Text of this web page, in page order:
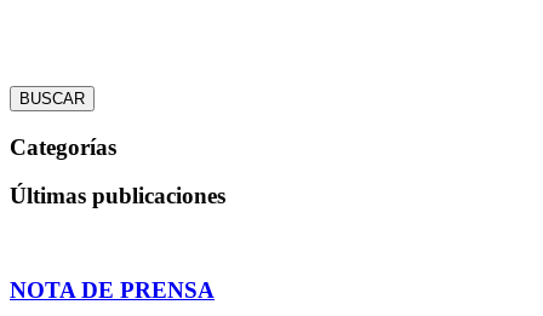
BUSCAR
Categorías
Últimas publicaciones
NOTA DE PRENSA